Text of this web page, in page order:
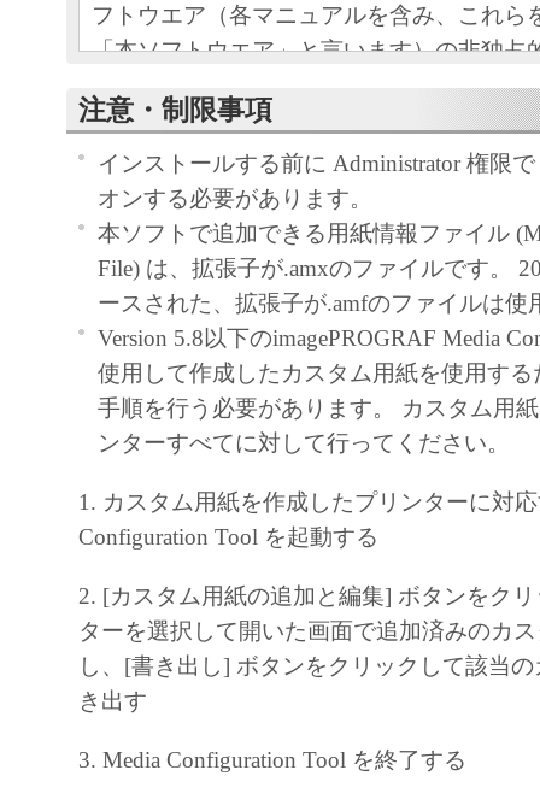
フトウエア（各マニュアルを含み、これら
「本ソフトウエア」と言います）の非独占
条項に基づき許諾し、お客様も下記条項に
ものとします。
お客様は、「本ソフトウエア」のインスト
この契約に同意したことになります。
お客様がこの契約に同意できない場合には
ストールされず、直ちに「本ソフトウエア
さい。
１．使用許諾
(1) お客様は、「本ソフトウエア」を、キ
ェットプリンタ（以下「プリンタ」と言い
それぞれにおいて使用（「使用」とは、「
ア」をコンピュータの記憶媒体上にインス
と、またはコンピュータにおいて表示する
すること、読み出すこと、もしくは実行す
も含むものとします）することができます
た、お客様が「プリンタ」を使用すること
います）に、本契約の条件の下で、「許諾
注意・制限事項
インストールする前に Administrator 権限
オンする必要があります。
本ソフトで追加できる用紙情報ファイル
File) は、拡張子が.amxのファイルです。
ースされた、拡張子が.amfのファイルは使
Version 5.8以下のimagePROGRAF Media
使用して作成したカスタム用紙を使用す
手順を行う必要があります。 カスタム用
ンターすべてに対して行ってください。
1. カスタム用紙を作成したプリンターに対
Configuration Tool を起動する
2. [カスタム用紙の追加と編集] ボタンをク
ターを選択して開いた画面で追加済みのカ
し、[書き出し] ボタンをクリックして該当
き出す
3. Media Configuration Tool を終了する